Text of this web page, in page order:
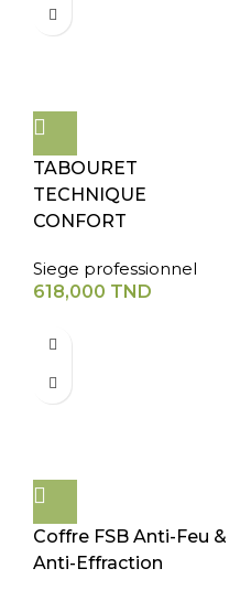
TABOURET
TECHNIQUE
CONFORT
Siege professionnel
618,000 TND
Coffre FSB Anti-Feu &
Anti-Effraction